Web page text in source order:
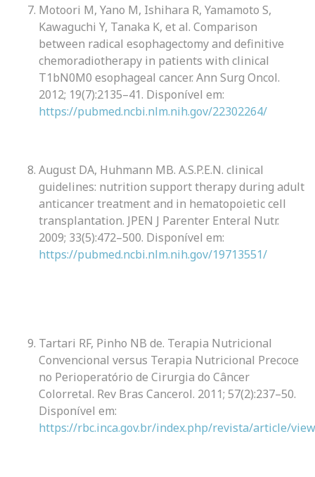
Motoori M, Yano M, Ishihara R, Yamamoto S,
Kawaguchi Y, Tanaka K, et al. Comparison
between radical esophagectomy and definitive
chemoradiotherapy in patients with clinical
T1bN0M0 esophageal cancer. Ann Surg Oncol.
2012; 19(7):2135–41. Disponível em:
https://pubmed.ncbi.nlm.nih.gov/22302264/
August DA, Huhmann MB. A.S.P.E.N. clinical
guidelines: nutrition support therapy during adult
anticancer treatment and in hematopoietic cell
transplantation. JPEN J Parenter Enteral Nutr.
2009; 33(5):472–500. Disponível em:
https://pubmed.ncbi.nlm.nih.gov/19713551/
Tartari RF, Pinho NB de. Terapia Nutricional
Convencional versus Terapia Nutricional Precoce
no Perioperatório de Cirurgia do Câncer
Colorretal. Rev Bras Cancerol. 2011; 57(2):237–50.
Disponível em:
https://rbc.inca.gov.br/index.php/revista/article/